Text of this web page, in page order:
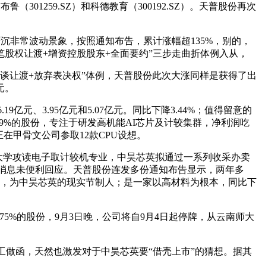
（301259.SZ）和科德教育（300192.SZ）。天普股份再次
常波动景象，按照通知布告，累计涨幅超135%，别的，
权让渡+增资控股股东+全面要约”三步走曲折体例入从，
渡+放弃表决权”体例，天普股份此次大涨同样是获得了出
元、3.95亿元和5.07亿元。同比下降3.44%；值得留意的
的股份，专注于研发高机能AI芯片及计较集群，净利润吃
甲骨文公司参取12款CPU设想。
攻读电子取计较机专业，中昊芯英拟通过一系列收采办卖
息未便利回应。天普股份连发多份通知布告显示，两年多
为中昊芯英的现实节制人；是一家以高材料为根本，同比下
的股份，9月3日晚，公司将自9月4日起停牌，从云南师大
函，天然也激发对于中昊芯英要“借壳上市”的猜想。据其